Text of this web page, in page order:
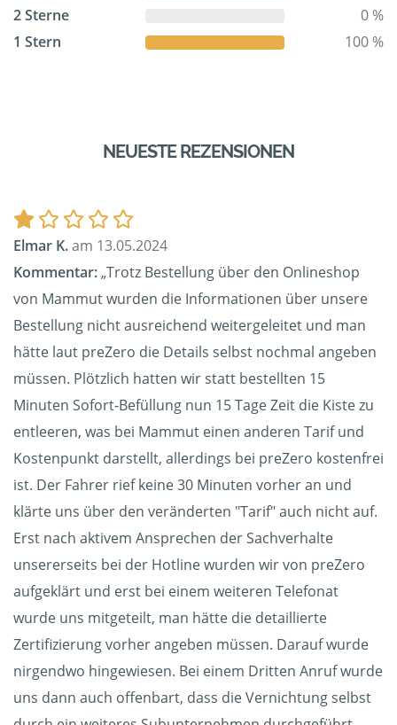
2 Sterne
0 %
1 Stern
100 %
NEUESTE REZENSIONEN
Elmar K.am 13.05.2024
Kommentar:„Trotz Bestellung über den Onlineshop
von Mammut wurden die Informationen über unsere
Bestellung nicht ausreichend weitergeleitet und man
hätte laut preZero die Details selbst nochmal angeben
müssen. Plötzlich hatten wir statt bestellten 15
Minuten Sofort-Befüllung nun 15 Tage Zeit die Kiste zu
entleeren, was bei Mammut einen anderen Tarif und
Kostenpunkt darstellt, allerdings bei preZero kostenfrei
ist. Der Fahrer rief keine 30 Minuten vorher an und
klärte uns über den veränderten "Tarif" auch nicht auf.
Erst nach aktivem Ansprechen der Sachverhalte
unsererseits bei der Hotline wurden wir von preZero
aufgeklärt und erst bei einem weiteren Telefonat
wurde uns mitgeteilt, man hätte die detaillierte
Zertifizierung vorher angeben müssen. Darauf wurde
nirgendwo hingewiesen. Bei einem Dritten Anruf wurde
uns dann auch offenbart, dass die Vernichtung selbst